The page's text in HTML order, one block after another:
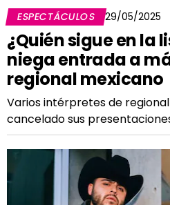
ESPECTÁCULOS 29/05/2025
¿Quién sigue en la
niega entrada a
regional mexicano
Varios intérpretes de
cancelado sus